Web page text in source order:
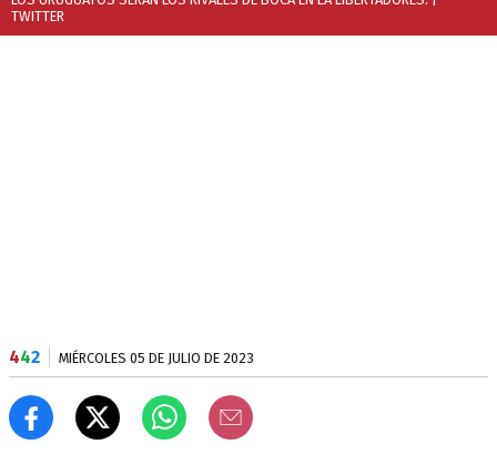
TWITTER
442 MIÉRCOLES 05 DE JULIO DE 2023